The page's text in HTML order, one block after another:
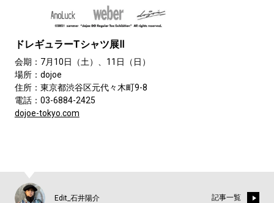
ドレギュラーTシャツ展Ⅱ
会期：7月10日（土）、11日（日）
場所：dojoe
住所：東京都渋谷区元代々木町9-8
電話：03-6884-2425
dojoe-tokyo.com
Edit_石井陽介 記事一覧